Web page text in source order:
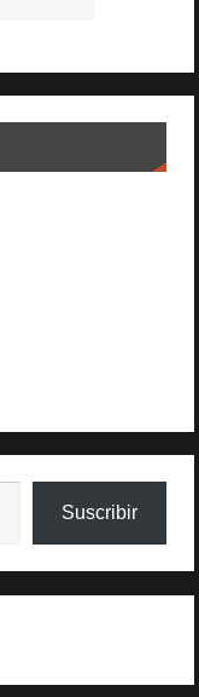
Suscribir